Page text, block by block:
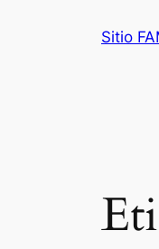
Sitio